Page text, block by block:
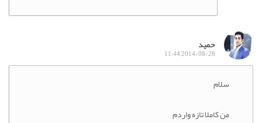
حمید
2014/08/28 11:44
سلام
من کاملا تازه واردم